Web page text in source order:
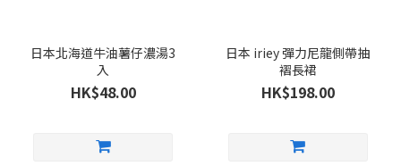
日本北海道牛油薯仔濃湯3
入
HK$48.00
日本 iriey 彈力尼龍側帶抽
褶長裙
HK$198.00